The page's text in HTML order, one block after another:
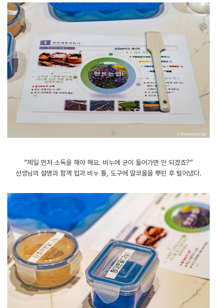
“제일 먼저 소독을 해야 해요. 비누에 균이 들어가면 안 되겠죠?”
선생님의 설명과 함께 컵과 비누 틀, 도구에 알코올을 뿌린 후 털어냈다.